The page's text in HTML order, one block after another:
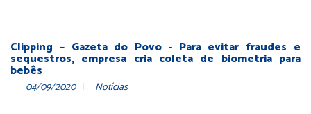
Clipping – Gazeta do Povo - Para evitar fraudes e
sequestros, empresa cria coleta de biometria para
bebês
04/09/2020 Notícias